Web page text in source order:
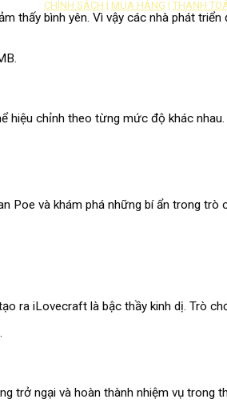
CHÍNH SÁCH | MUA HÀNG | THANH
thấy bình yên. Vì vậy các nhà phát
hiệu chỉnh theo từng mức độ khác nhau.
Poe và khám phá những bí ẩn trong
ra iLovecraft là bậc thầy kinh dị. Trò
trở ngại và hoàn thành nhiệm vụ trong